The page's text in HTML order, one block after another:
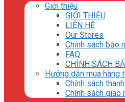
Giới thiệu
GIỚI THIỆU
LIÊN HỆ
Our Stores
Chính sách bảo
FAQ
CHÍNH SÁCH
Hướng dẫn mua hàng
Chính sách
Chính sách giao